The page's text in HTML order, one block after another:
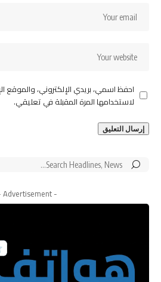
احفظ اسمي، بريدي الإلكتروني، والموقع
لاستخدامها المرة المقبلة في تعليقي.
Search
- Advertisement -